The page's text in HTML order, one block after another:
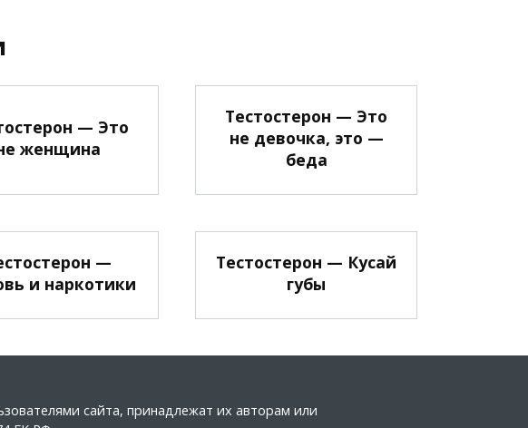
— Это
женщина
Тестостерон — Это
не девочка, это —
беда
—
и наркотики
Тестостерон — Кусай
губы
сайта, принадлежат их авторам или